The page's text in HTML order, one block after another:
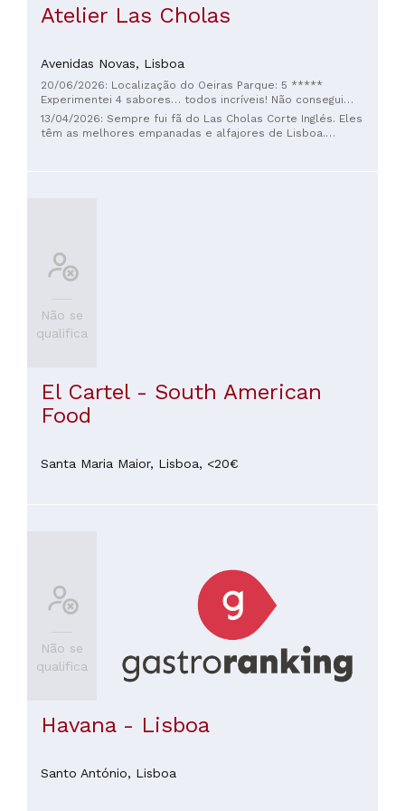
Atelier Las Cholas
Avenidas Novas, Lisboa
20/06/2026: Localização do Oeiras Parque: 5 *****
Experimentei 4 sabores… todos incríveis! Não consegui
escolher um favorito: carne, frango com nozes, teriyaki, pato
com laranja. A massa estava até levemente temperada.
Experimentamos as duas sobremesas e a cerveja escura…
13/04/2026: Sempre fui fã do Las Cholas Corte Inglés. Eles
têm as melhores empanadas e alfajores de Lisboa.
Não se
qualifica
El Cartel - South American
Food
Santa Maria Maior, Lisboa, <20€
Não se
qualifica
Havana - Lisboa
Santo António, Lisboa